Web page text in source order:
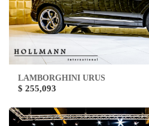
LAMBORGHINI URUS
$ 255,093